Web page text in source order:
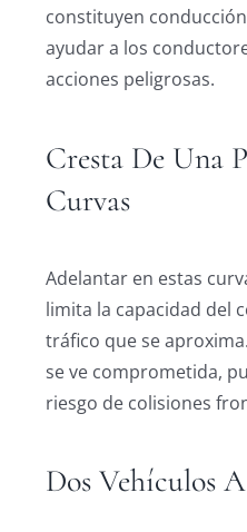
constituyen
ayudar a los
acciones peligrosas.
Cresta De Una
Curvas
Adelantar en estas
limita la capacidad del
tráfico que se
se ve comprometida,
riesgo de colisiones
Dos Vehículos